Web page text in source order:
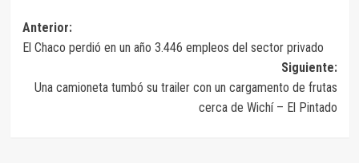
Navegación
de
entradas
Anterior:
El Chaco perdió en un año 3.446 empleos del sector privado
Siguiente:
Una camioneta tumbó su trailer con un cargamento de frutas
cerca de Wichí – El Pintado